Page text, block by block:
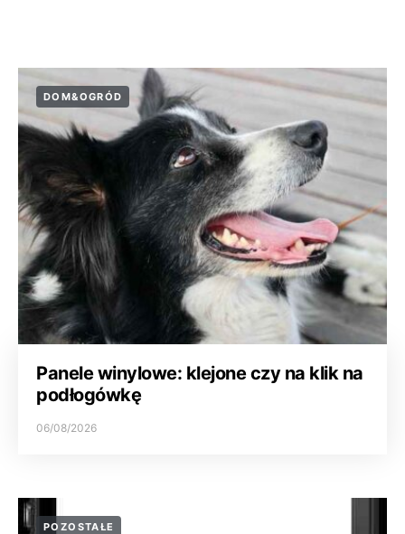
DOM&OGRÓD
Panele winylowe: klejone czy na klik na
podłogówkę
06/08/2026
POZOSTAŁE